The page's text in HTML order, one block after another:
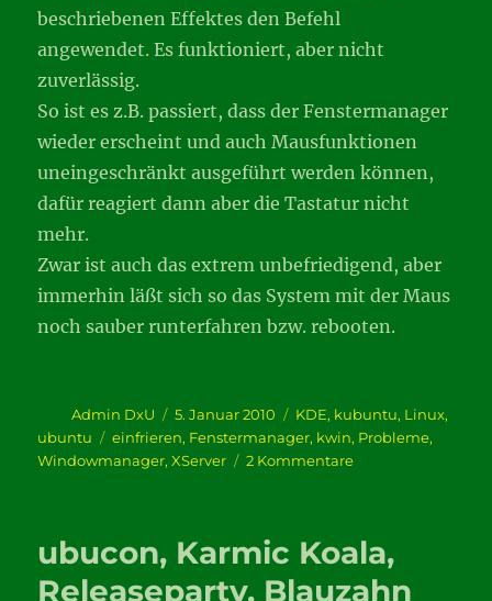
beschriebenen Effektes den Befehl
angewendet. Es funktioniert, aber nicht
zuverlässig.
So ist es z.B. passiert, dass der Fenstermanager
wieder erscheint und auch Mausfunktionen
uneingeschränkt ausgeführt werden können,
dafür reagiert dann aber die Tastatur nicht
mehr.
Zwar ist auch das extrem unbefriedigend, aber
immerhin läßt sich so das System mit der Maus
noch sauber runterfahren bzw. rebooten.
Autor
Admin DxU
Veröffentlicht
am
5. Januar 2010 Kategorien
KDE, kubuntu, Linux,
ubuntu
Schlagwörter
einfrieren, Fenstermanager, kwin, Probleme,
Windowmanager,XServer 2 Kommentarezu
einfriert
ubucon, Karmic Koala,
Releaseparty, Blauzahn